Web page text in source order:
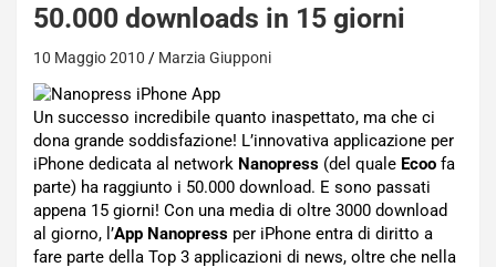
50.000 downloads in 15 giorni
10 Maggio 2010 Marzia Giupponi
Un successo incredibile quanto inaspettato, ma che ci
dona grande soddisfazione! L’innovativa applicazione per
iPhone dedicata al network Nanopress (del quale Ecoo fa
parte) ha raggiunto i 50.000 download. E sono passati
appena 15 giorni! Con una media di oltre 3000 download
al giorno, l’App Nanopress per iPhone entra di diritto a
fare parte della Top 3 applicazioni di news, oltre che nella